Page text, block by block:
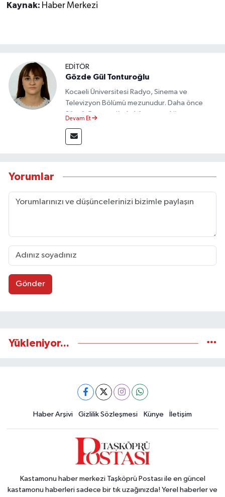
Kaynak: Haber Merkezi
EDİTÖR
Gözde Gül Tonturoğlu
Kocaeli Üniversitesi Radyo, Sinema ve
Televizyon Bölümü mezunudur. Daha önce
Sözcü Gazetesi’nde köşe yazarlığı yapmış ve
Devam Et
Yorumlar
Gönder
Yükleniyor...
Haber Arşivi Gizlilik Sözleşmesi Künye İletişim
Kastamonu haber merkezi Taşköprü Postası ile en güncel
kastamonu haberleri sadece bir tık uzağınızda! Yerel haberler ve